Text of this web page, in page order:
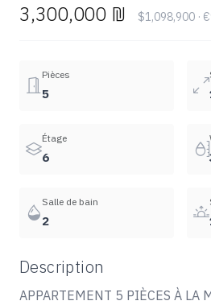
3,300,000 ₪ $1,098,900 ·
Pièces
5
Étage
6
Salle de bain
2
Description
APPARTEMENT 5 PIÈCES À LA